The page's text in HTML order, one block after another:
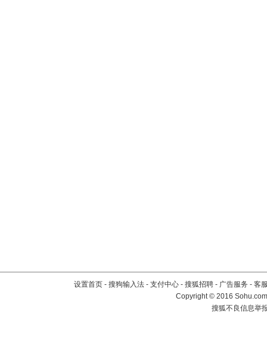
设置首页 - 搜狗输入法 - 支付中心 - 搜狐招聘 - 广告服务 - 客
Copyright©2016
搜狐不良信息举